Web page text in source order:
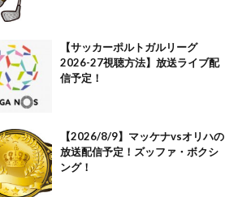
【サッカーポルトガルリーグ
2026-27視聴方法】放送ライブ配
信予定！
【2026/8/9】マッケナvsオリハの
放送配信予定！ズッファ・ボクシ
ング！